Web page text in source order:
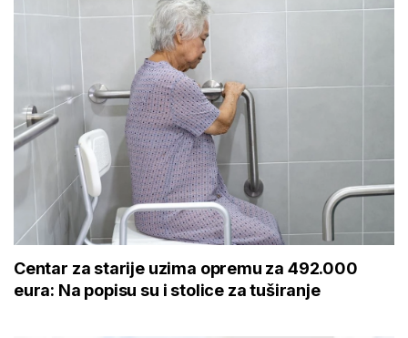
Centar za starije uzima opremu za 492.000
eura: Na popisu su i stolice za tuširanje